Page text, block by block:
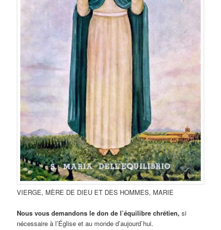
VIERGE, MÈRE DE DIEU ET DES HOMMES, MARIE
Nous vous demandons le don de l’équilibre chrétien, si
nécessaire à l’Église et au monde d’aujourd`hui.